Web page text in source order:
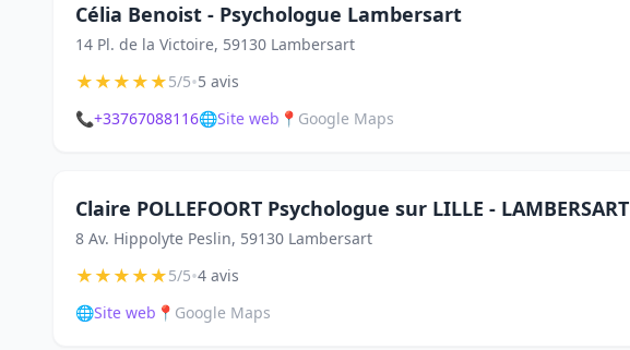
Célia Benoist - Psychologue Lambersart
14 Pl. de la Victoire, 59130 Lambersart
★★★★★5/5•5 avis
📞+33767088116🌐Site web 📍 Google Maps
Claire POLLEFOORT Psychologue sur LILLE - LAMBERSART
8 Av. Hippolyte Peslin, 59130 Lambersart
★★★★★5/5•4 avis
🌐Site web 📍 Google Maps